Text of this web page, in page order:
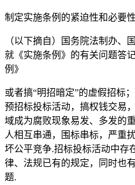
制定实施条例的紧迫性和必要性
（以下摘自）国务院法制办、
就《实施条例》的有关问题答
例》
或者搞“明招暗定”的虚假招标
预招标投标活动，搞权钱交易
域成为腐败现象易发、多发的
人相互串通，围标串标，严重
坏公平竞争.招标投标活动中存
律、法规已有的规定，同时也
题.